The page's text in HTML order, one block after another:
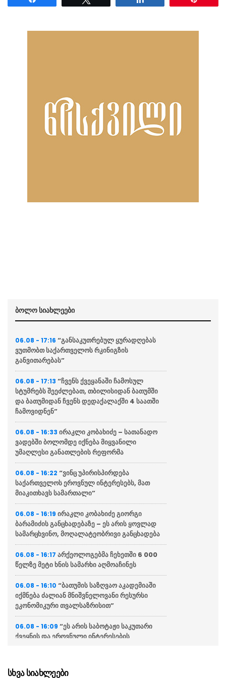
ბოლო სიახლეები
06.08 - 17:16 “განსაკუთრებულ ყურადღებას
ვუთმობთ საქართველოს რკინიგზის
განვითარებას”
06.08 - 17:13 “ჩვენს ქვეყანაში ჩამოსულ
სტუმრებს შეეძლებათ, თბილისიდან ბათუმში
და ბათუმიდან ჩვენს დედაქალაქში 4 საათში
ჩამოვიდნენ”
06.08 - 16:33 ირაკლი კობახიძე – სათანადო
ვადებში ბოლომდე იქნება მიყვანილი
უმაღლესი განათლების რეფორმა
06.08 - 16:22 “ვინც უპირისპირდება
საქართველოს ეროვნულ ინტერესებს, მათ
მიაკითხავს სამართალი”
06.08 - 16:19 ირაკლი კობახიძე გიორგი
ბარამიძის განცხადებაზე – ეს არის ყოვლად
სამარცხვინო, მოღალატეობრივი განცხადება
06.08 - 16:17 არქეოლოგებმა ჩეხეთში 6 000
წელზე მეტი ხნის სამარხი აღმოაჩინეს
06.08 - 16:10 “ბათუმის საზღვაო აკადემიაში
იქმნება ძალიან მნიშვნელოვანი რესურსი
ეკონომიკური თვალსაზრისით”
06.08 - 16:09 “ეს არის საბოტაჟი საკუთარი
ქვეყნის და ეროვნული ინტერესების
06.08 - 15:58
“დღეს ვიმგზავრეთ
სხვა სიახლეები